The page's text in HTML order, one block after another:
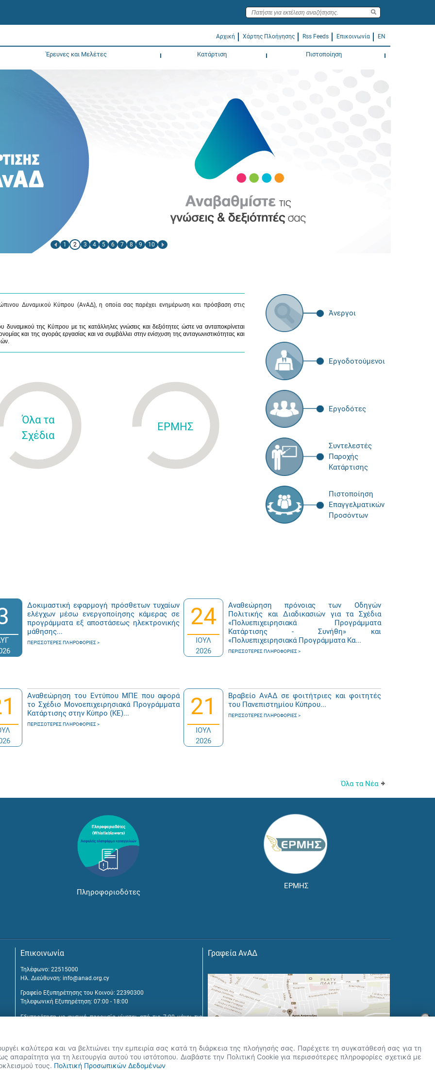
Αρχική Χάρτης Πλοήγησης Rss Feeds Επικοινωνία EN
Έρευνες και Μελέτες Κατάρτιση Πιστοποίηση
1 2 3 4 5 6 7 8 9 10
Δυναμικού Κύπρου (ΑνΑΔ), η οποία σας παρέχει ενημέρωση και πρόσβαση στις
της Κύπρου με τις κατάλληλες γνώσεις και δεξιότητες ώστε να ανταποκρίνεται
και της αγοράς εργασίας και να συμβάλλει στην ενίσχυση της ανταγωνιστικότητας και
Όλα τα
Σχέδια
ΕΡΜΗΣ
Άνεργοι
Εργοδοτούμενοι
Εργοδότες
Συντελεστές
Παροχής
Κατάρτισης
Πιστοποίηση
Επαγγελματικών
Προσόντων
Δοκιμαστική εφαρμογή πρόσθετων τυχαίων
ελέγχων μέσω ενεργοποίησης κάμερας σε
προγράμματα εξ αποστάσεως ηλεκτρονικής
μάθησης...
ΠΕΡΙΣΣΌΤΕΡΕΣ ΠΛΗΡΟΦΟΡΊΕΣ
24
ΙΟΥΛ
2026
Αναθεώρηση πρόνοιας των Οδηγών
Πολιτικής και Διαδικασιών για τα Σχέδια
«Πολυεπιχειρησιακά Προγράμματα
Κατάρτισης - Συνήθη» και
«Πολυεπιχειρησιακά Προγράμματα Κα...
ΠΕΡΙΣΣΌΤΕΡΕΣ ΠΛΗΡΟΦΟΡΊΕΣ
Αναθεώρηση του Εντύπου ΜΠΕ που αφορά
το Σχέδιο Μονοεπιχειρησιακά Προγράμματα
Κατάρτισης στην Κύπρο (ΚΕ)...
ΠΕΡΙΣΣΌΤΕΡΕΣ ΠΛΗΡΟΦΟΡΊΕΣ
21
ΙΟΥΛ
2026
Βραβείο ΑνΑΔ σε φοιτήτριες και φοιτητές
του Πανεπιστημίου Κύπρου...
ΠΕΡΙΣΣΌΤΕΡΕΣ ΠΛΗΡΟΦΟΡΊΕΣ
Όλα τα Νέα
Πληροφοριοδότες
ΕΡΜΗΣ
Επικοινωνία
Τηλέφωνο: 22515000
Ηλ. Διεύθυνση: info@anad.org.cy
Γραφείο Εξυπηρέτησης του Κοινού: 22390300
Τηλεφωνική Εξυπηρέτηση: 07:00 - 18:00
Εξυπηρέτηση με φυσική παρουσία γίνεται από τις 7:00 μέχρι τις
Τ.Θ. 25431, 1392 Λευκωσία, Κύπρος
Γραφεία ΑνΑΔ
×
σήμερα.
καλύτερα και να βελτιώνει την εμπειρία σας κατά τη διάρκεια της πλοήγησής σας. Παρέχετε τη συγκατάθεσή σας για τη
για τη λειτουργία αυτού του ιστότοπου. Διαβάστε την Πολιτική Cookie για περισσότερες πληροφορίες σχετικά με
τους. Πολιτική Προσωπικών Δεδομένων